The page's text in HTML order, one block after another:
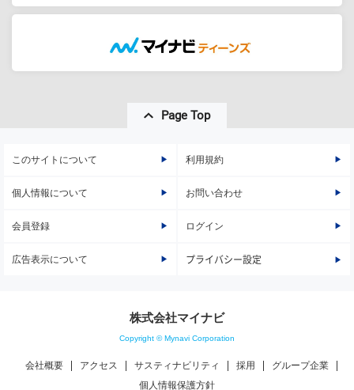
Page Top
このサイトについて 利用規約
個人情報について お問い合わせ
会員登録 ログイン
広告表示について プライバシー設定
株式会社マイナビ
Copyright © Mynavi Corporation
会社概要 アクセス サスティナビリティ 採用
グループ企業
個人情報保護方針